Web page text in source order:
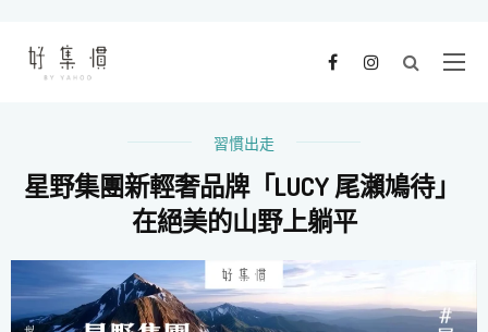
習慣出走
星野集團新輕奢品牌「LUCY 尾瀨鳩待」
在絕美的山野上躺平